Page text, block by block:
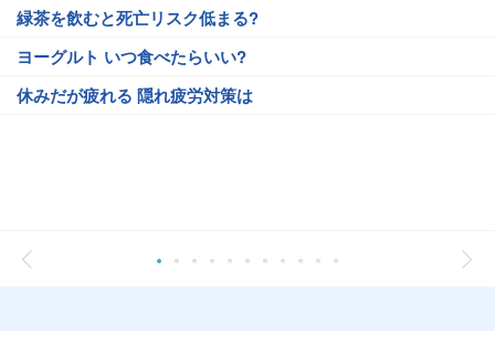
緑茶を飲むと死亡リスク低まる?
ヨーグルト いつ食べたらいい?
休みだが疲れる 隠れ疲労対策は